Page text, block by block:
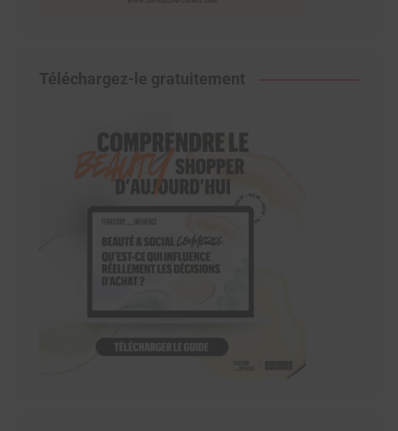
Téléchargez-le gratuitement